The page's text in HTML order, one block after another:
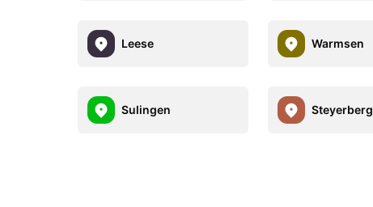
Leese Warmsen
Sulingen Steyerberg